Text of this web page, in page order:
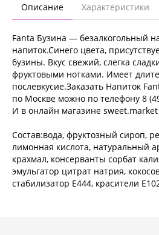
Описание Характеристики
Fanta Бузина — безалкогольный
напиток.Синего цвета,
бузины. Вкус свежий, слегка
фруктовыми нотками. Имеет
послевкусие.Заказать Напиток
по Москве можно по телефону 8
И в онлайн магазине sweet.market
Состав:вода, фруктозный сироп,
лимонная кислота, натуральный
крахмал, консерванты сорбат
эмульгатор цитрат натрия,
стабилизатор Е444, красители